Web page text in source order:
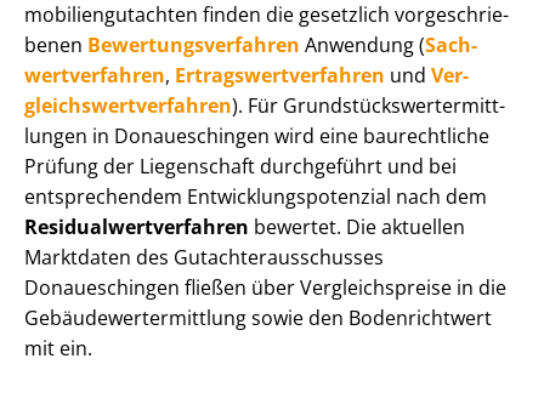
mo­bi­li­en­gut­ach­ten finden die gesetzlich vor­ge­schrie­
be­nen Be­wer­tungs­ver­fah­ren Anwendung (Sach­
wert­ver­fah­ren, Er­trags­wert­ver­fah­ren und Ver­
gleichs­wert­ver­fah­ren). Für Grund­stücks­wert­ermitt­
lun­gen in Donaueschingen wird eine baurechtliche
Prüfung der Liegenschaft durchgeführt und bei
entsprechendem Ent­wick­lungs­po­ten­zi­al nach dem
Re­si­du­al­wert­ver­fah­ren bewertet. Die aktuellen
Marktdaten des Gut­ach­ter­aus­schus­ses
Donaueschingen fließen über Ver­gleichs­prei­se in die
Ge­bäu­de­wert­ermitt­lung sowie den Bodenrichtwert
mit ein.